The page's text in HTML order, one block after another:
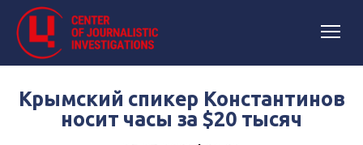
Крымский спикер Константинов
носит часы за $20 тысяч